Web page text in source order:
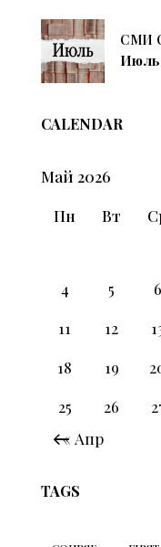
СМИ
Июль
CALENDAR
Май 2026
Пн
Вт
4
5 6
11
12
18
19
25
26
« Апр
TAGS